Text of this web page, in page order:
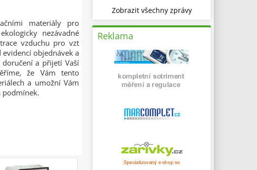
materiály pro
nezávadné
vzduchu pro vzt
objednávek a
a přijetí Vaší
že Vám tento
a umožní Vám
podmínek.
Zobrazit všechny zprávy
Reklama